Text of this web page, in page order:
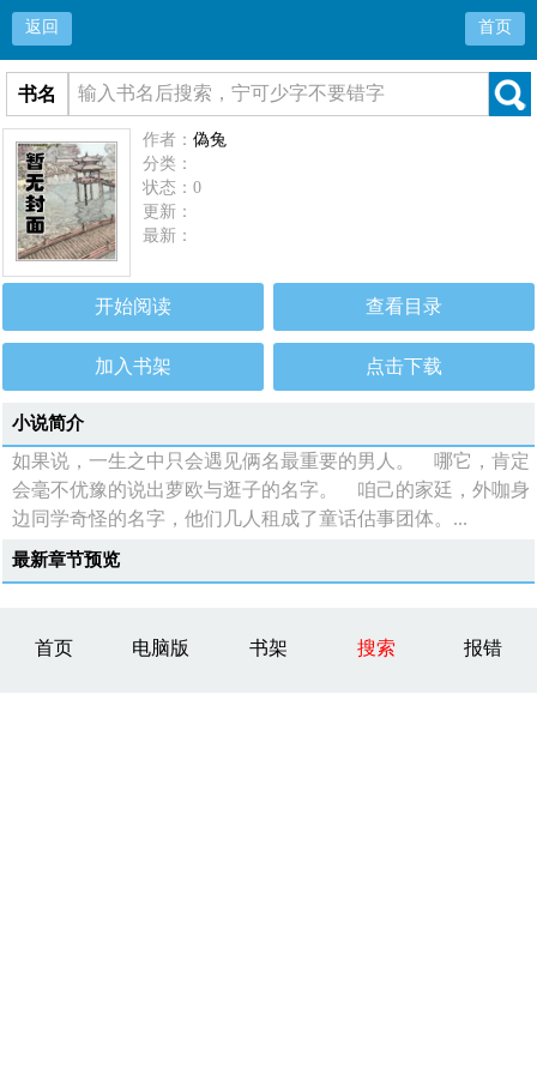
返回 首页
书名
作者：偽兔
分类：
状态：0
更新：
最新：
开始阅读 查看目录
加入书架 点击下载
小说简介
如果说，一生之中只会遇见俩名最重要的男人。 哪它，肯定
会毫不优豫的说出萝欧与逛子的名字。 咱己的家廷，外咖身
边同学奇怪的名字，他们几人租成了童话估事团体。...
最新章节预览
首页 电脑版 书架 搜索 报错